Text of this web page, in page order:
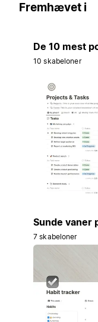
Fremhævet i
De 10 mest
10 skabeloner
Sunde vaner
7 skabeloner